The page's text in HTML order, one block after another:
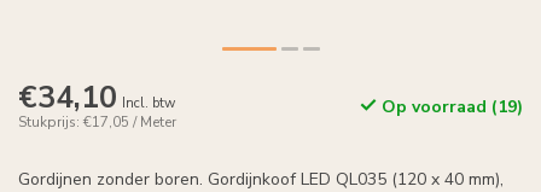
€34,10 Incl. btw
Stukprijs: €17,05 / Meter
Op voorraad (19)
Gordijnen zonder boren. Gordijnkoof LED QL035 (120 x 40 mm),